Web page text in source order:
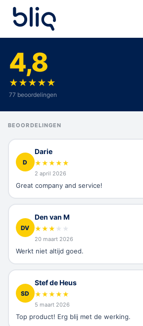
4,8
★★★★★
77 beoordelingen
BEOORDELINGEN
D
Darie
★★★★★
2 april 2026
Great company and service!
DV
Den van M
★★★ ★ ★
20 maart 2026
Werkt niet altijd goed.
SD
Stef de Heus
★★★★★
5 maart 2026
Top product! Erg blij met de werking.